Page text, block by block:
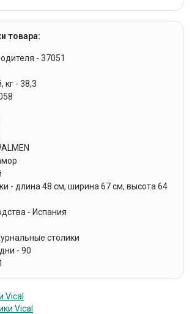
товара:
- 37051
кг - 38,3
- длина 48 см, ширина 67 см, высота 64
- Испания
столики
- 90
Vical
Vical